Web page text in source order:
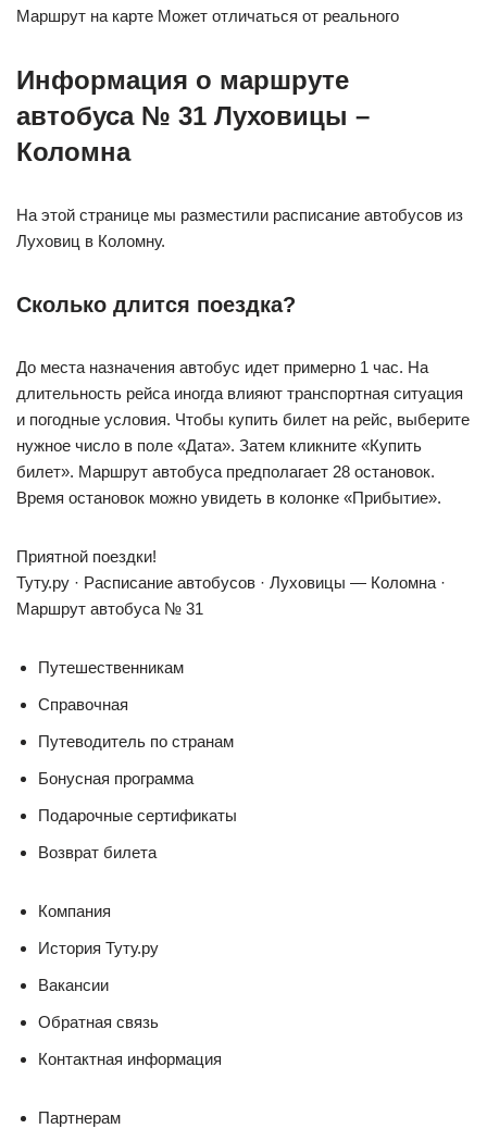
Маршрут на карте Может отличаться от реального
Информация о маршруте
автобуса № 31 Луховицы –
Коломна
На этой странице мы разместили расписание автобусов из
Луховиц в Коломну.
Сколько длится поездка?
До места назначения автобус идет примерно 1 час. На
длительность рейса иногда влияют транспортная ситуация
и погодные условия. Чтобы купить билет на рейс, выберите
нужное число в поле «Дата». Затем кликните «Купить
билет». Маршрут автобуса предполагает 28 остановок.
Время остановок можно увидеть в колонке «Прибытие».
Приятной поездки!
Туту.ру · Расписание автобусов · Луховицы — Коломна ·
Маршрут автобуса № 31
Путешественникам
Справочная
Путеводитель по странам
Бонусная программа
Подарочные сертификаты
Возврат билета
Компания
История Туту.ру
Вакансии
Обратная связь
Контактная информация
Партнерам